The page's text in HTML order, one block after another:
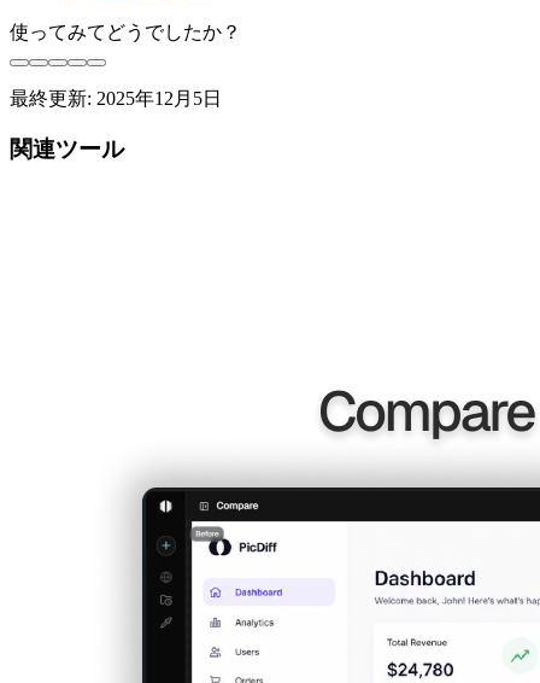
使ってみてどうでしたか？
最終更新: 2025年12月5日
関連ツール